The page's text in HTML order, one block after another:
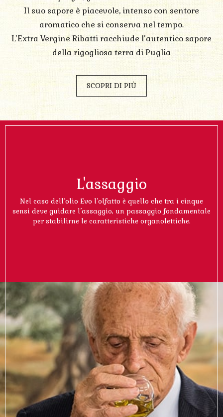
Il suo sapore è piacevole, intenso con sentore
aromatico che si conserva nel tempo.
L’Extra Vergine Ribatti racchiude l’autentico sapore
della rigogliosa terra di Puglia
SCOPRI DI PIÙ
L'assaggio
Nel caso dell’olio Evo l’olfatto è quello che tra i cinque
sensi deve guidare l’assaggio, un passaggio fondamentale
per stabilirne le caratteristiche organolettiche.